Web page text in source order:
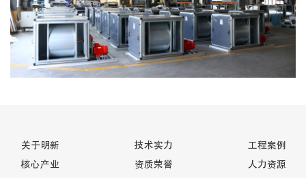
关于明新
核心产业
技术实力
资质荣誉
工程案例
人力资源